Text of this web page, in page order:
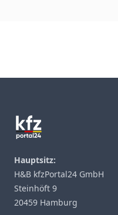
Hauptsitz:
H&B kfzPortal24 GmbH
Steinhöft 9
20459 Hamburg